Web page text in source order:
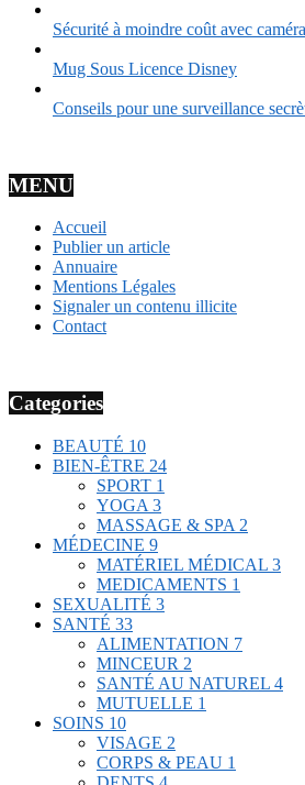
Sécurité à moindre coût avec
Mug Sous Licence Disney
Conseils pour une surveillance
MENU
Accueil
Publier un article
Annuaire
Mentions Légales
Signaler un contenu illicite
Contact
Categories
BEAUTÉ 10
BIEN-ÊTRE 24
SPORT 1
YOGA 3
MASSAGE & SPA 2
MÉDECINE 9
MATÉRIEL MÉDICAL 3
MEDICAMENTS 1
SEXUALITÉ 3
SANTÉ 33
ALIMENTATION 7
MINCEUR 2
SANTÉ AU NATUREL 4
MUTUELLE 1
SOINS 10
VISAGE 2
CORPS & PEAU 1